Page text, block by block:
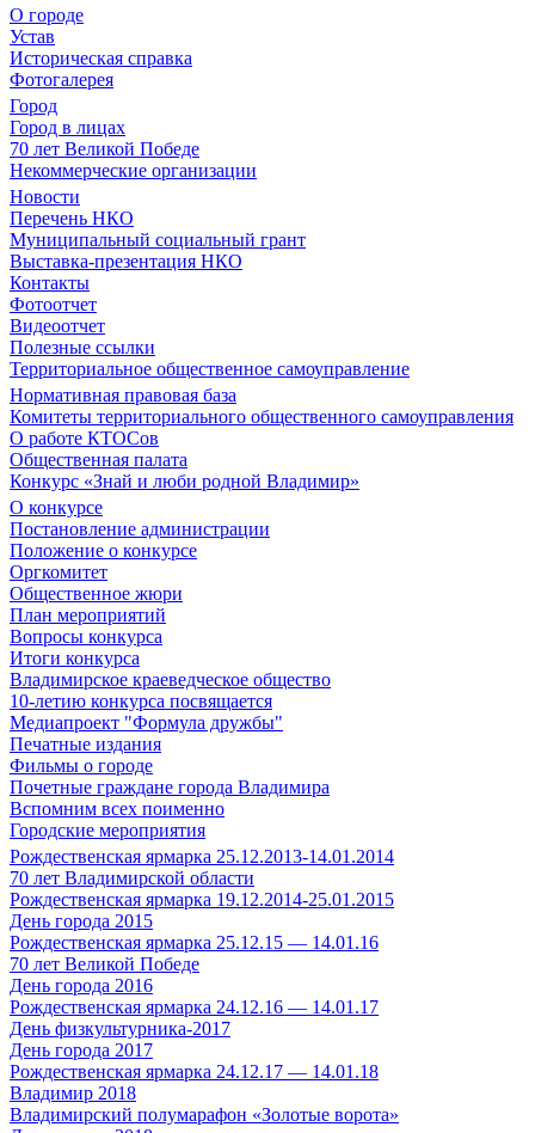
О городе
Устав
Историческая справка
Фотогалерея
Город
Город в лицах
70 лет Великой Победе
Некоммерческие организации
Новости
Перечень НКО
Муниципальный социальный грант
Выставка-презентация НКО
Контакты
Фотоотчет
Видеоотчет
Полезные ссылки
Территориальное общественное самоуправление
Нормативная правовая база
Комитеты территориального общественного самоуправления
О работе КТОСов
Общественная палата
Конкурс «Знай и люби родной Владимир»
О конкурсе
Постановление администрации
Положение о конкурсе
Оргкомитет
Общественное жюри
План мероприятий
Вопросы конкурса
Итоги конкурса
Владимирское краеведческое общество
10-летию конкурса посвящается
Медиапроект "Формула дружбы"
Печатные издания
Фильмы о городе
Почетные граждане города Владимира
Вспомним всех поименно
Городские мероприятия
Рождественская ярмарка 25.12.2013-14.01.2014
70 лет Владимирской области
Рождественская ярмарка 19.12.2014-25.01.2015
День города 2015
Рождественская ярмарка 25.12.15 — 14.01.16
70 лет Великой Победе
День города 2016
Рождественская ярмарка 24.12.16 — 14.01.17
День физкультурника-2017
День города 2017
Рождественская ярмарка 24.12.17 — 14.01.18
Владимир 2018
Владимирский полумарафон «Золотые ворота»